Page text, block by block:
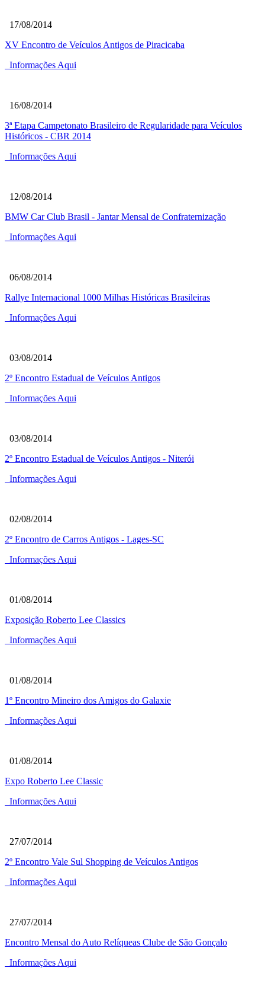
17/08/2014
XV Encontro de Veículos Antigos de Piracicaba
Informações Aqui
16/08/2014
3ª Etapa Campetonato Brasileiro de Regularidade para Veículos
Históricos - CBR 2014
Informações Aqui
12/08/2014
BMW Car Club Brasil - Jantar Mensal de Confraternização
Informações Aqui
06/08/2014
Rallye Internacional 1000 Milhas Históricas Brasileiras
Informações Aqui
03/08/2014
2º Encontro Estadual de Veículos Antigos
Informações Aqui
03/08/2014
2º Encontro Estadual de Veículos Antigos - Niterói
Informações Aqui
02/08/2014
2º Encontro de Carros Antigos - Lages-SC
Informações Aqui
01/08/2014
Exposição Roberto Lee Classics
Informações Aqui
01/08/2014
1º Encontro Mineiro dos Amigos do Galaxie
Informações Aqui
01/08/2014
Expo Roberto Lee Classic
Informações Aqui
27/07/2014
2º Encontro Vale Sul Shopping de Veículos Antigos
Informações Aqui
27/07/2014
Encontro Mensal do Auto Relíqueas Clube de São Gonçalo
Informações Aqui